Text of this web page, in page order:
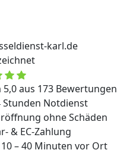
karl.de
5,0 aus 173 Bewertungen
Stunden Notdienst
ohne Schäden
& EC-Zahlung
– 40 Minuten vor Ort